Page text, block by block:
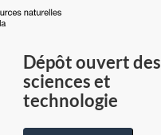
du
Canada
Dépôt ouvert des
sciences et
technologie